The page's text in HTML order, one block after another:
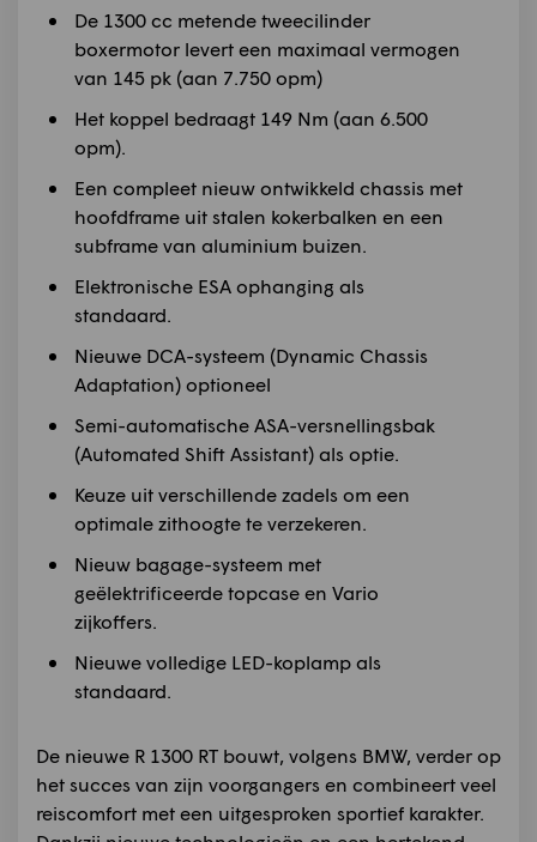
De 1300 cc metende tweecilinder
boxermotor levert een maximaal vermogen
van 145 pk (aan 7.750 opm)
Het koppel bedraagt 149 Nm (aan 6.500
opm).
Een compleet nieuw ontwikkeld chassis met
hoofdframe uit stalen kokerbalken en een
subframe van aluminium buizen.
Elektronische ESA ophanging als
standaard.
Nieuwe DCA-systeem (Dynamic Chassis
Adaptation) optioneel
Semi-automatische ASA-versnellingsbak
(Automated Shift Assistant) als optie.
Keuze uit verschillende zadels om een
optimale zithoogte te verzekeren.
Nieuw bagage-systeem met
geëlektrificeerde topcase en Vario
zijkoffers.
Nieuwe volledige LED-koplamp als
standaard.
De nieuwe R 1300 RT bouwt, volgens BMW, verder op
het succes van zijn voorgangers en combineert veel
reiscomfort met een uitgesproken sportief karakter.